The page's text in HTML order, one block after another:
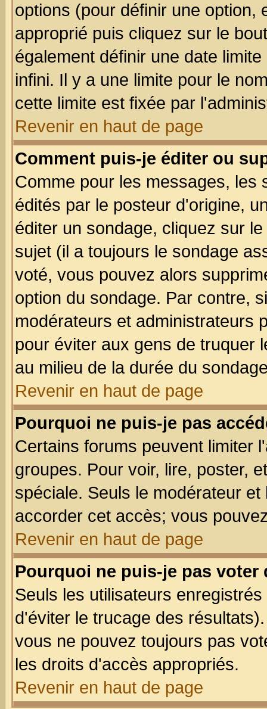
options (pour définir une option,
approprié puis cliquez sur le
également définir une date
infini. Il y a une limite pour le
cette limite est fixée par
Revenir en haut de page
Comment puis-je éditer ou
Comme pour les messages, les
édités par le posteur d'origine,
éditer un sondage, cliquez sur
sujet (il a toujours le sondage
voté, vous pouvez alors
option du sondage. Par contre,
modérateurs et administrateurs
pour éviter aux gens de truquer
au milieu de la durée du
Revenir en haut de page
Pourquoi ne puis-je pas
Certains forums peuvent limiter
groupes. Pour voir, lire, poster,
spéciale. Seuls le modérateur
accorder cet accès; vous
Revenir en haut de page
Pourquoi ne puis-je pas voter
Seuls les utilisateurs
d'éviter le trucage des
vous ne pouvez toujours pas
les droits d'accès appropriés.
Revenir en haut de page